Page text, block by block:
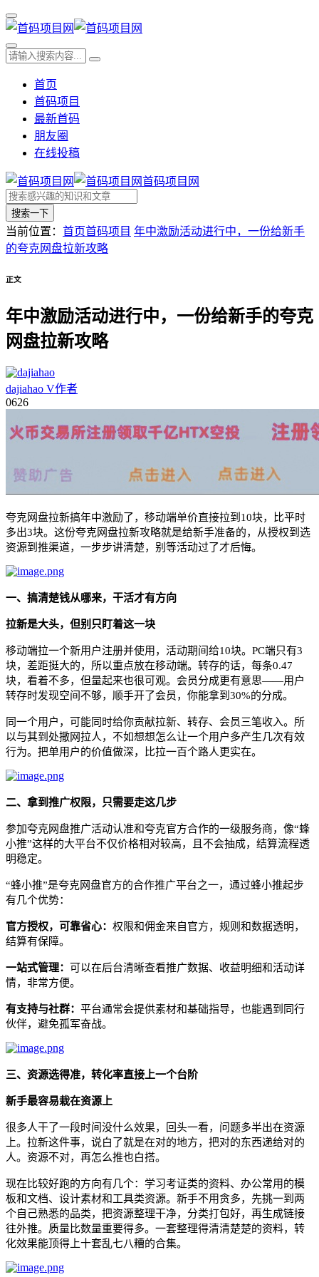
首页
首码项目
最新首码
朋友圈
在线投稿
首码项目网
搜索一下
当前位置： 首页首码项目 年中激励活动进行中，一份给新手
的夸克网盘拉新攻略
正文
年中激励活动进行中，一份给新手的夸克
网盘拉新攻略
dajiahao V作者
0626
夸克网盘拉新搞年中激励了，移动端单价直接拉到10块，比平时
多出3块。这份夸克网盘拉新攻略就是给新手准备的，从授权到选
资源到推渠道，一步步讲清楚，别等活动过了才后悔。
一、 搞清楚钱从哪来，干活才有方向
拉新是大头，但别只盯着这一块
移动端拉一个新用户注册并使用，活动期间给10块。PC端只有3
块，差距挺大的，所以重点放在移动端。转存的话，每条0.47
块，看着不多，但量起来也很可观。会员分成更有意思——用户
转存时发现空间不够，顺手开了会员，你能拿到30%的分成。
同一个用户，可能同时给你贡献拉新、转存、会员三笔收入。所
以与其到处撒网拉人，不如想想怎么让一个用户多产生几次有效
行为。把单用户的价值做深，比拉一百个路人更实在。
二、 拿到推广权限，只需要走这几步
参加夸克网盘推广活动认准和夸克官方合作的一级服务商，像“蜂
小推”这样的大平台不仅价格相对较高，且不会抽成，结算流程透
明稳定。
“蜂小推”是夸克网盘官方的合作推广平台之一，通过蜂小推起步
有几个优势：
官方授权，可靠省心： 权限和佣金来自官方，规则和数据透明，
结算有保障。
一站式管理： 可以在后台清晰查看推广数据、收益明细和活动详
情，非常方便。
有支持与社群： 平台通常会提供素材和基础指导，也能遇到同行
伙伴，避免孤军奋战。
三、 资源选得准，转化率直接上一个台阶
新手最容易栽在资源上
很多人干了一段时间没什么效果，回头一看，问题多半出在资源
上。拉新这件事，说白了就是在对的地方，把对的东西递给对的
人。资源不对，再怎么推也白搭。
现在比较好跑的方向有几个：学习考证类的资料、办公常用的模
板和文档、设计素材和工具类资源。新手不用贪多，先挑一到两
个自己熟悉的品类，把资源整理干净，分类打包好，再生成链接
往外推。质量比数量重要得多。一套整理得清清楚楚的资料，转
化效果能顶得上十套乱七八糟的合集。